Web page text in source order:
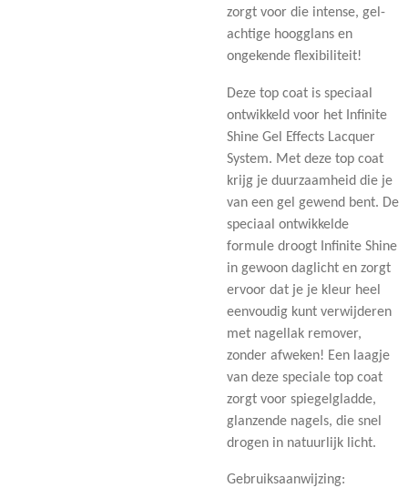
zorgt voor die intense, gel-
achtige hoogglans en
ongekende flexibiliteit!
Deze top coat is speciaal
ontwikkeld voor het Infinite
Shine Gel Effects Lacquer
System. Met deze top coat
krijg je duurzaamheid die je
van een gel gewend bent. De
speciaal ontwikkelde
formule droogt Infinite Shine
in gewoon daglicht en zorgt
ervoor dat je je kleur heel
eenvoudig kunt verwijderen
met nagellak remover,
zonder afweken! Een laagje
van deze speciale top coat
zorgt voor spiegelgladde,
glanzende nagels, die snel
drogen in natuurlijk licht.
Gebruiksaanwijzing: